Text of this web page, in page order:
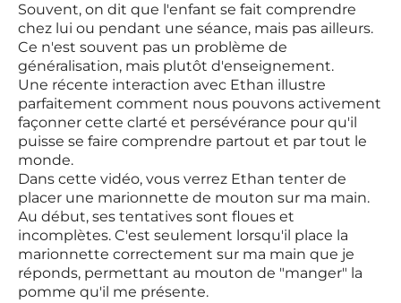
Souvent, on dit que l'enfant se fait comprendre
chez lui ou pendant une séance, mais pas ailleurs.
Ce n'est souvent pas un problème de
généralisation, mais plutôt d'enseignement.
Une récente interaction avec Ethan illustre
parfaitement comment nous pouvons activement
façonner cette clarté et persévérance pour qu'il
puisse se faire comprendre partout et par tout le
monde.
Dans cette vidéo, vous verrez Ethan tenter de
placer une marionnette de mouton sur ma main.
Au début, ses tentatives sont floues et
incomplètes. C'est seulement lorsqu'il place la
marionnette correctement sur ma main que je
réponds, permettant au mouton de "manger" la
pomme qu'il me présente.